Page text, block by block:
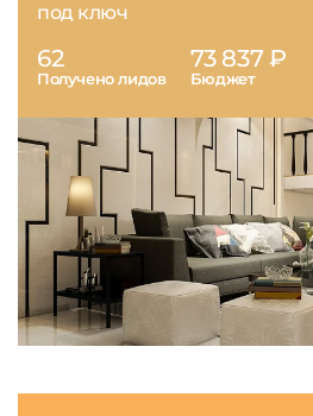
под ключ
62
Получено лидов
73 837 ₽
Бюджет